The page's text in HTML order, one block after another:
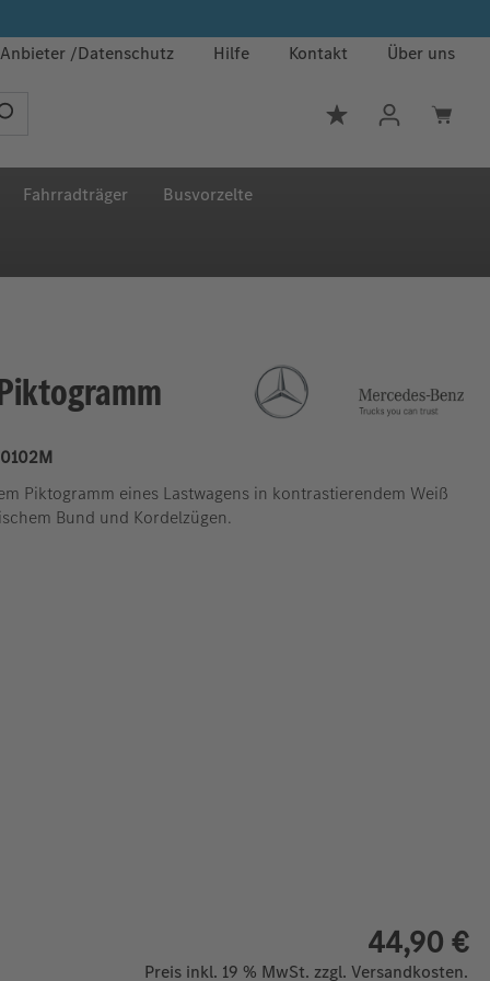
Anbieter Datenschutz Hilfe Kontakt Über uns
Du hast 0
Fahrradträger Busvorzelte
Piktogramm eines Lastwagens in kontrastierendem Weiß
Bund und Kordelzügen.
44,90 €
Preis inkl. 19 % MwSt. zzgl. Versandkosten.